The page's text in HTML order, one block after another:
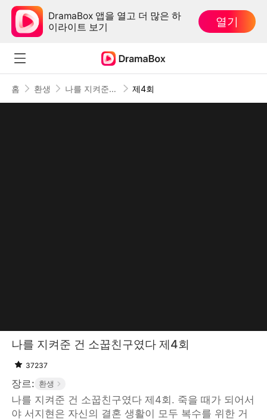
DramaBox 앱을 열고 더 많은 하
이라이트 보기
열기
홈 환생 나를 지켜준 건 소꿉친구였다 제4회
나를 지켜준 건 소꿉친구였다 제4회
37237
장르: 환생
나를 지켜준 건 소꿉친구였다 제4회. 죽을 때가 되어서
야 서지현은 자신의 결혼 생활이 모두 복수를 위한 거